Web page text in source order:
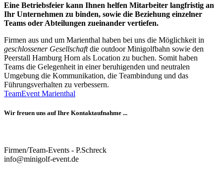
Eine Betriebsfeier kann Ihnen helfen Mitarbeiter langfristig an
Ihr Unternehmen zu binden, sowie die Beziehung einzelner
Teams oder Abteilungen zueinander vertiefen.
Firmen aus und um Marienthal haben bei uns die Möglichkeit in
geschlossener Gesellschaftdie outdoor Minigolfbahn sowie den
Peerstall Hamburg Horn als Location zu buchen. Somit haben
Teams die Gelegenheit in einer beruhigenden und neutralen
Umgebung die Kommunikation, die Teambindung und das
Führungsverhalten zu verbessern.
TeamEvent Marienthal
Wir freuen uns auf Ihre Kontaktaufnahme ...
Firmen/Team-Events - P.Schreck
info@minigolf-event.de